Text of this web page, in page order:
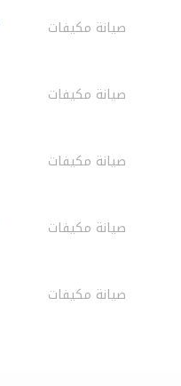
صيانة مكيفات
صيانة مكيفات
صيانة مكيفات
صيانة مكيفات
صيانة مكيفات